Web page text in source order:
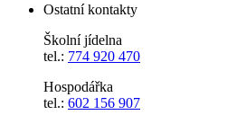
Ostatní kontakty
Školní jídelna
tel.: 774 920 470
Hospodářka
tel.: 602 156 907